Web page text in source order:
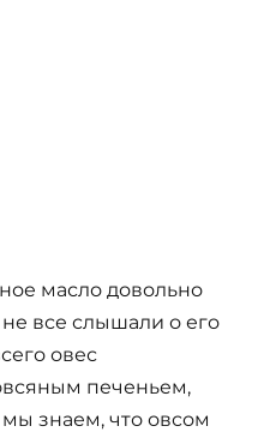
масло довольно
все слышали о его
овес
печеньем,
знаем, что овсом